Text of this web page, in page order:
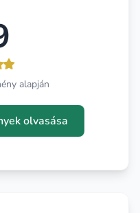
alapján
olvasása